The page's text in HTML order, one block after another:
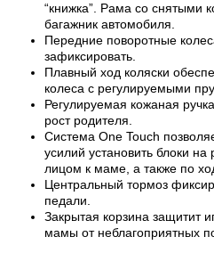
“книжка”. Рама со снятыми
багажник автомобиля.
Передние поворотные
зафиксировать.
Плавный ход коляски
колеса с регулируемыми
Регулируемая кожаная
рост родителя.
Система One Touch
усилий установить блоки
лицом к маме, а также по
Центральный тормоз
педали.
Закрытая корзина защитит
мамы от неблагоприятных